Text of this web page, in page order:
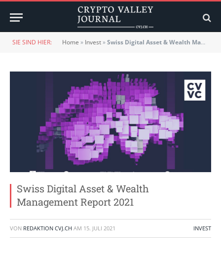
SIE SIND HIER: Home » Invest»Swiss Digital Asset & Wealth Management Report 2021
Swiss Digital Asset & Wealth
Management Report 2021
VON REDAKTION CVJ.CH AM 15. JULI 2021 INVEST